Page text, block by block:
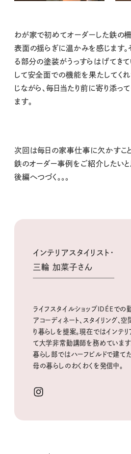
わが家で初めてオーダーした鉄の
表面の揺らぎに温かみを感じます。
る部分の塗装がうっすらはげてきて
して安全面での機能を果たしてく
じながら、毎日当たり前に寄り添っ
ます。
次回は毎日の家事仕事に欠かすこ
鉄のオーダー事例をご紹介したいと
後編へつづく。。。
インテリアスタイリスト・
三輪 加菜子さん
ライフスタイルショップIDÉEでの
アコーディネート、スタイリング、
り暮らしを提案。現在ではインテ
て大学非常勤講師を務めています
暮らし部ではハーフビルドで建て
母の暮らしのわくわくを発信中。